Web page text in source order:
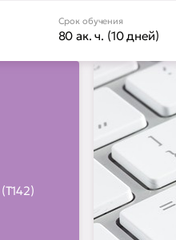
Срок обучения
80 ак. ч. (10 дней)